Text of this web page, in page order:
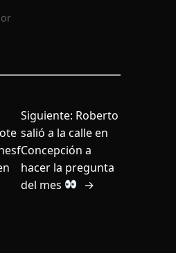
Siguiente: Roberto
salió a la calle en
Concepción a
hacer la pregunta
del mes
→